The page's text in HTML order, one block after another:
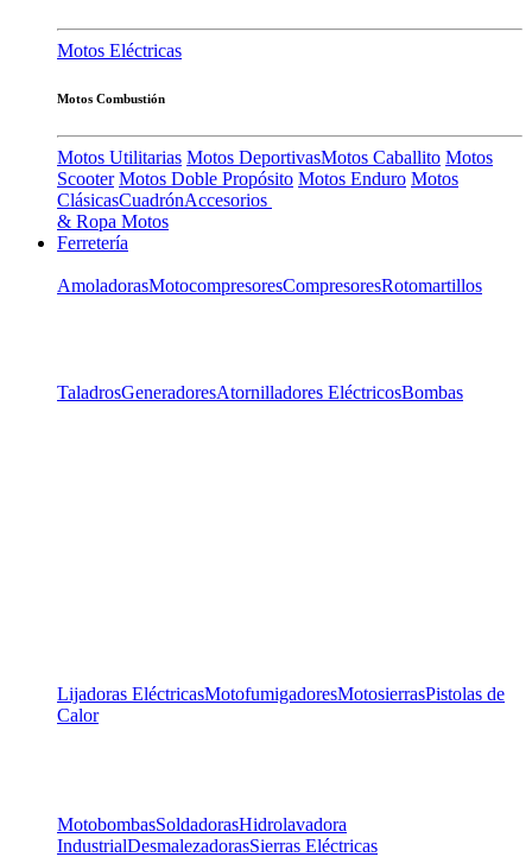
Motos Eléctricas
Motos Combustión
Motos Utilitarias Motos DeportivasMotos Caballito Motos
Scooter Motos Doble Propósito Motos Enduro Motos
ClásicasCuadrónAccesorios
& Ropa Motos
Ferretería
AmoladorasMotocompresoresCompresoresRotomartillos
TaladrosGeneradoresAtornilladores EléctricosBombas
Lijadoras EléctricasMotofumigadoresMotosierrasPistolas de
Calor
MotobombasSoldadorasHidrolavadora
IndustrialDesmalezadorasSierras Eléctricas